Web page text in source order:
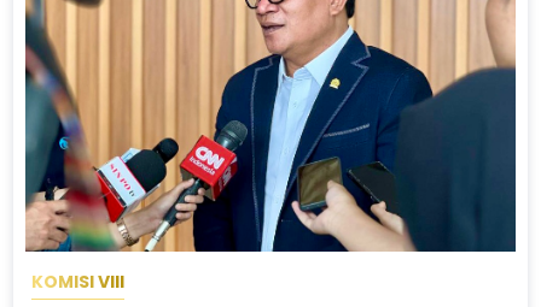
KOMISI VIII